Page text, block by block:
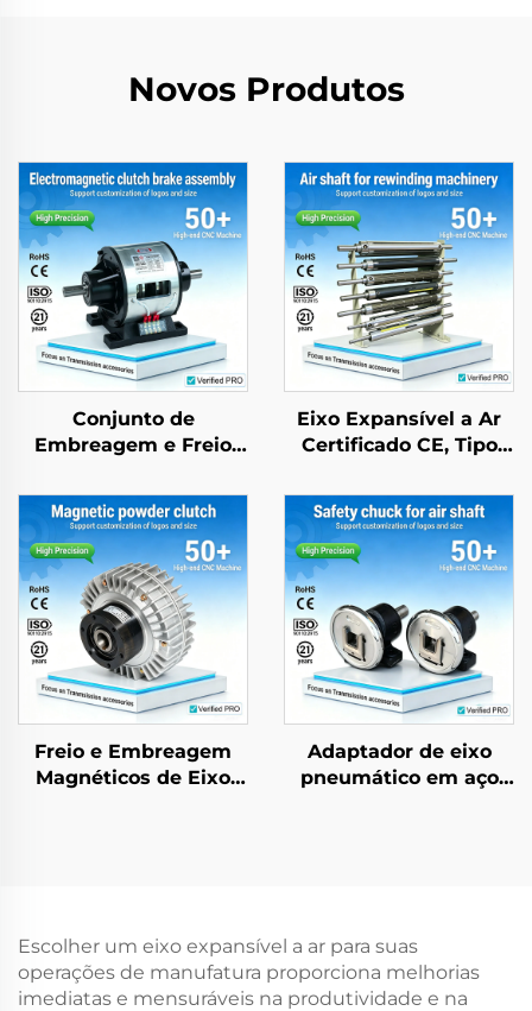
Novos Produtos
Conjunto de
Embreagem e Freio
Tianji 24 V, Aço, OEM,
Personalizável para
Copiadora
Eixo Expansível a Ar
Certificado CE, Tipo
Alumínio, Roletes
Têxteis de Baixo Atrito
Freio e Embreagem
Magnéticos de Eixo
Adaptador de eixo
pneumático em aço
Escolher um eixo expansível a ar para suas
operações de manufatura proporciona melhorias
imediatas e mensuráveis na produtividade e na